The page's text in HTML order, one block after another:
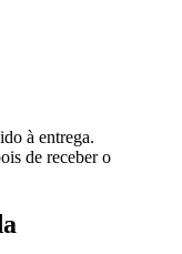
à entrega.
de receber o